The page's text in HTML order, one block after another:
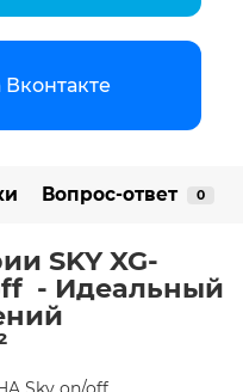
Вконтакте
Вопрос-ответ 0
SKY XG-
- Идеальный